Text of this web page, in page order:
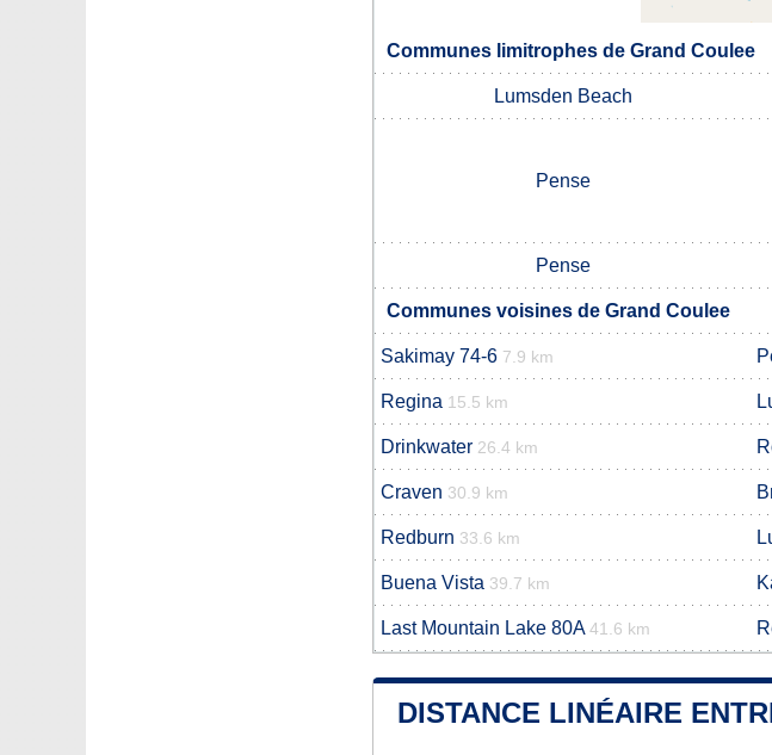
Communes limitrophes de Grand Coulee
Lumsden Beach
Pense
Pense
Communes voisines de Grand Coulee
Sakimay 74-6 7.9 km
Regina 15.5 km
Drinkwater 26.4 km
Craven 30.9 km
Redburn 33.6 km
Buena Vista 39.7 km
Last Mountain Lake 80A 41.6 km
DISTANCE LINÉAIRE